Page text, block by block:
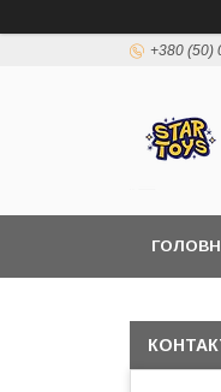
+380 (50)